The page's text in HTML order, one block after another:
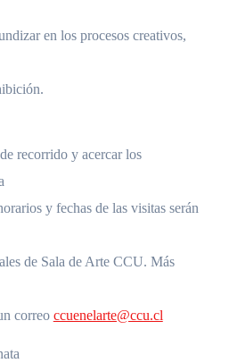
en los procesos creativos,
recorrido y acercar los
y fechas de las visitas serán
de Sala de Arte CCU. Más
correo ccuenelarte@ccu.cl